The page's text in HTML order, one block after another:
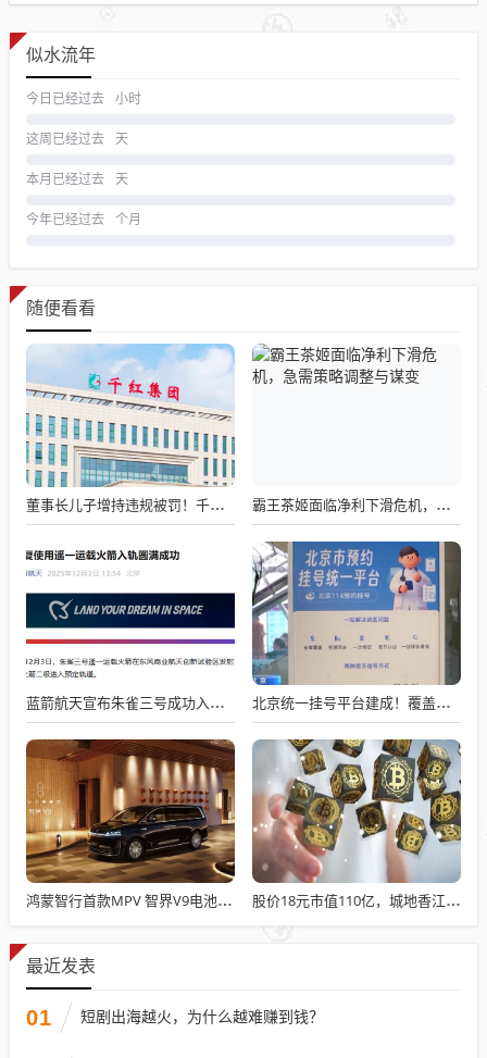
似水流年
今日已经过去 小时
这周已经过去 天
本月已经过去 天
今年已经过去 个月
随便看看
董事长儿子增持违规被罚！千红制药市值128亿，半年净赚2.58亿却踩雷信托5年 霸王茶姬面临净利下滑危机，急需策略调整与谋变
蓝箭航天宣布朱雀三号成功入轨，技术突破五大项，深入排查回收失败原因 北京统一挂号平台建成！覆盖近300家二三甲医院号源
鸿蒙智行首款MPV 智界V9电池信息曝光：WLTC最远续航223km 股价18元市值110亿，城地香江却被查出连续7季财报失真
最近发表
01 短剧出海越火，为什么越难赚到钱？